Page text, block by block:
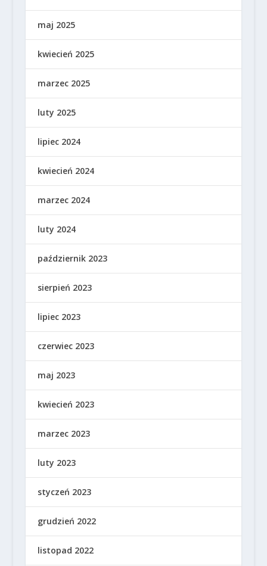
maj 2025
kwiecień 2025
marzec 2025
luty 2025
lipiec 2024
kwiecień 2024
marzec 2024
luty 2024
październik 2023
sierpień 2023
lipiec 2023
czerwiec 2023
maj 2023
kwiecień 2023
marzec 2023
luty 2023
styczeń 2023
grudzień 2022
listopad 2022